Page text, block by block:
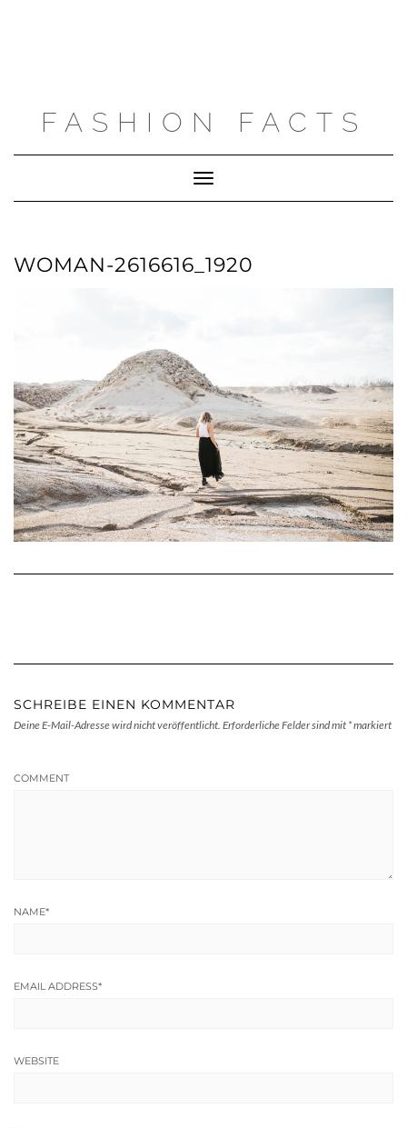
FASHION FACTS
Toggle
Navigation
WOMAN-2616616_1920
SCHREIBE EINEN KOMMENTAR
Deine E-Mail-Adresse wird nicht veröffentlicht. Erforderliche Felder sind mit *markiert
COMMENT
NAME*
EMAIL ADDRESS*
WEBSITE